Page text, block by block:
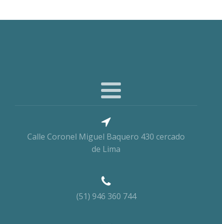
Calle Coronel Miguel Baquero 430 cercado
de Lima
(51) 946 360 744